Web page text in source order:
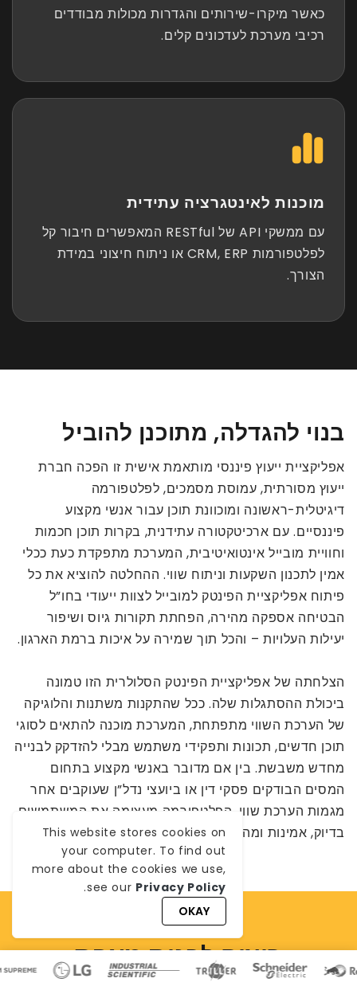
כאשר מיקרו-שירותים והגדרות מכולות מבודדים
רכיבי מערכת לעדכונים קלים.
מוכנות לאינטגרציה עתידית
עם ממשקי API של RESTful המאפשרים חיבור קל
לפלטפורמות CRM, ERP או ניתוח חיצוני במידת
הצורך.
בנוי להגדלה, מתוכנן להוביל
אפליקציית ייעוץ פיננסי מותאמת אישית זו הפכה חברת
ייעוץ מסורתית, עמוסת מסמכים, לפלטפורמה
דיגיטלית-ראשונה ומוכוונת תוכן עבור אנשי מקצוע
פיננסיים. עם ארכיטקטורה עתידנית, בקרות תוכן חכמות
וחוויית מובייל אינטואיטיבית, המערכת מתפקדת כעת ככלי
אמין לתכנון השקעות וניתוח שווי. ההחלטה להוציא את כל
פיתוח אפליקציית הפינטק למובייל לצוות ייעודי בחו”ל
הבטיחה אספקה מהירה, הפחתת תקורות גיוס ושיפור
יעילות העלויות – והכל תוך שמירה על איכות ברמת הארגון.
הצלחתה של אפליקציית הפינטק הסלולרית הזו טמונה
ביכולת ההסתגלות שלה. ככל שהתקנות משתנות והלוגיקה
של הערכת השווי מתפתחת, המערכת מוכנה להתאים לסוגי
תוכן חדשים, תכונות ותפקידי משתמש מבלי להזדקק לבנייה
מחדש משבשת. בין אם מדובר באנשי מקצוע בתחום
המסים הבודקים פסקי דין או ביועצי נדל”ן שעוקבים אחר
מגמות הערכת שווי, הפלטפורמה מעצימה את המשתמשים
בדיוק, אמינות ומהירות.
רוצים לבנות מאפס
This website stores cookies on
your computer. To find out
more about the cookies we use,
see our Privacy Policy
.
OKAY